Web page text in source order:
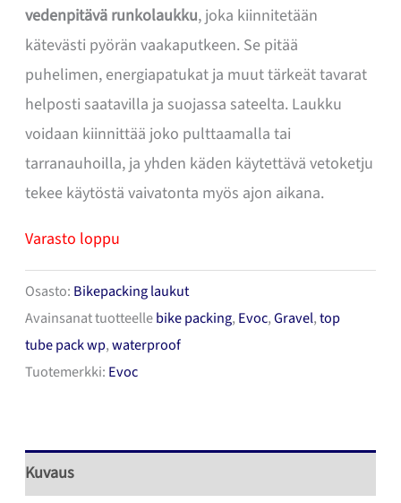
40,00 €.34,90 €.
vedenpitävä runkolaukku, joka kiinnitetään
kätevästi pyörän vaakaputkeen. Se pitää
puhelimen, energiapatukat ja muut tärkeät tavarat
helposti saatavilla ja suojassa sateelta. Laukku
voidaan kiinnittää joko pulttaamalla tai
tarranauhoilla, ja yhden käden käytettävä vetoketju
tekee käytöstä vaivatonta myös ajon aikana.
Varasto loppu
Osasto: Bikepacking laukut
Avainsanat tuotteellebike packing, Evoc,Gravel,top
tube pack wp,waterproof
Tuotemerkki: Evoc
Kuvaus